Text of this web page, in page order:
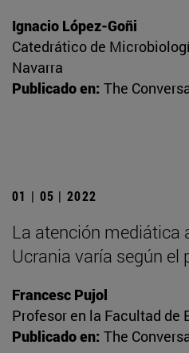
Ignacio López-Goñi
Catedrático de
Navarra
Publicado en: The
01 | 05 | 2022
La atención mediática
Ucrania varía según el
Francesc Pujol
Profesor en la Facultad de
Publicado en: The